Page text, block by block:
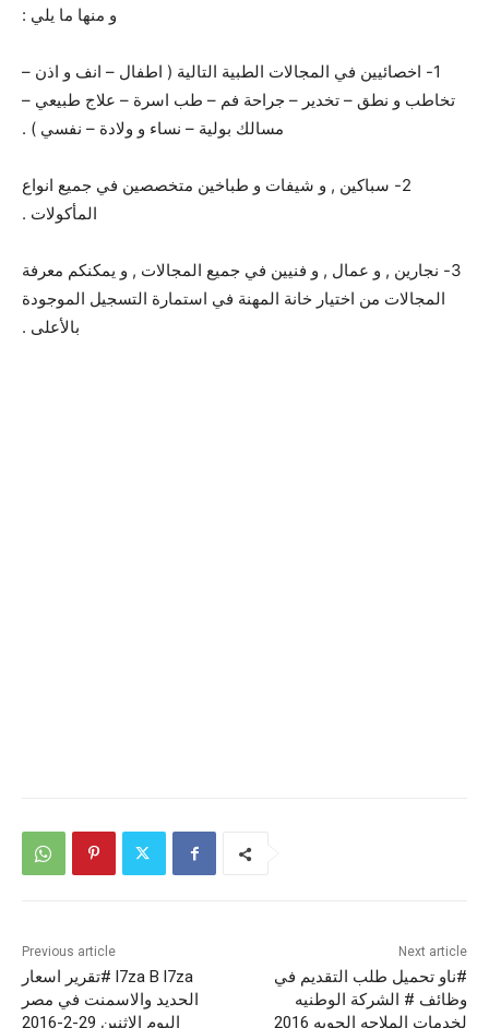
و منها ما يلي :
1- اخصائيين في المجالات الطبية التالية ( اطفال – انف و اذن –
تخاطب و نطق – تخدير – جراحة فم – طب اسرة – علاج طبيعي –
مسالك بولية – نساء و ولادة – نفسي ) .
2- سباكين , و شيفات و طباخين متخصصين في جميع انواع
المأكولات .
3- نجارين , و عمال , و فنيين في جميع المجالات , و يمكنكم معرفة
المجالات من اختيار خانة المهنة في استمارة التسجيل الموجودة
بالأعلى .
Previous article
l7za B l7za #تقرير اسعار
الحديد والاسمنت في مصر
اليوم الاثنين 29-2-2016
Next article
#ناو تحميل طلب التقديم في
وظائف # الشركة الوطنيه
لخدمات الملاحه الجويه 2016